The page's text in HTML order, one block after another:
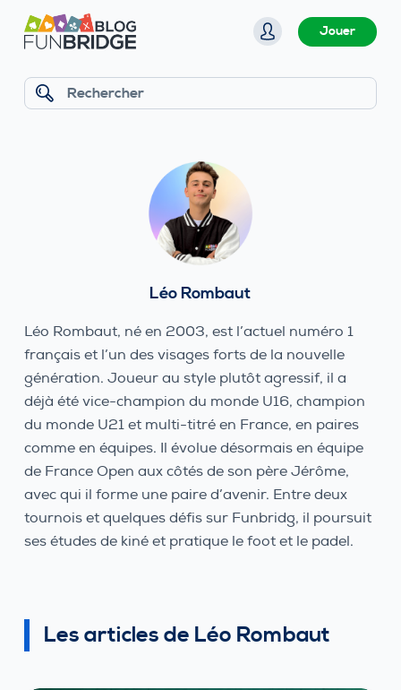
P
a
n
u
Jouer
Rechercher
Les articles de Léo Rombaut
Léo Rombaut
Léo Rombaut, né en 2003, est l’actuel numéro 1
français et l’un des visages forts de la nouvelle
génération. Joueur au style plutôt agressif, il a
déjà été vice-champion du monde U16, champion
du monde U21 et multi-titré en France, en paires
comme en équipes. Il évolue désormais en équipe
de France Open aux côtés de son père Jérôme,
avec qui il forme une paire d’avenir. Entre deux
tournois et quelques défis sur Funbridg, il poursuit
ses études de kiné et pratique le foot et le padel.